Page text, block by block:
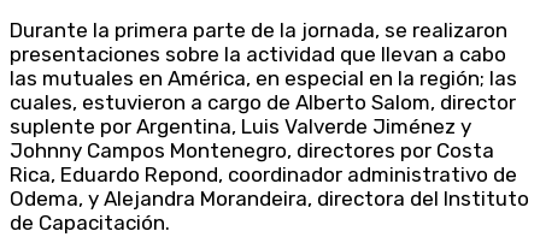
Durante la primera parte de la jornada, se realizaron
presentaciones sobre la actividad que llevan a cabo
las mutuales en América, en especial en la región; las
cuales, estuvieron a cargo de Alberto Salom, director
suplente por Argentina, Luis Valverde Jiménez y
Johnny Campos Montenegro, directores por Costa
Rica, Eduardo Repond, coordinador administrativo de
Odema, y Alejandra Morandeira, directora del Instituto
de Capacitación.